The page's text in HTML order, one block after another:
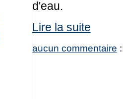
d'eau.
Lire la suite
aucun commentaire